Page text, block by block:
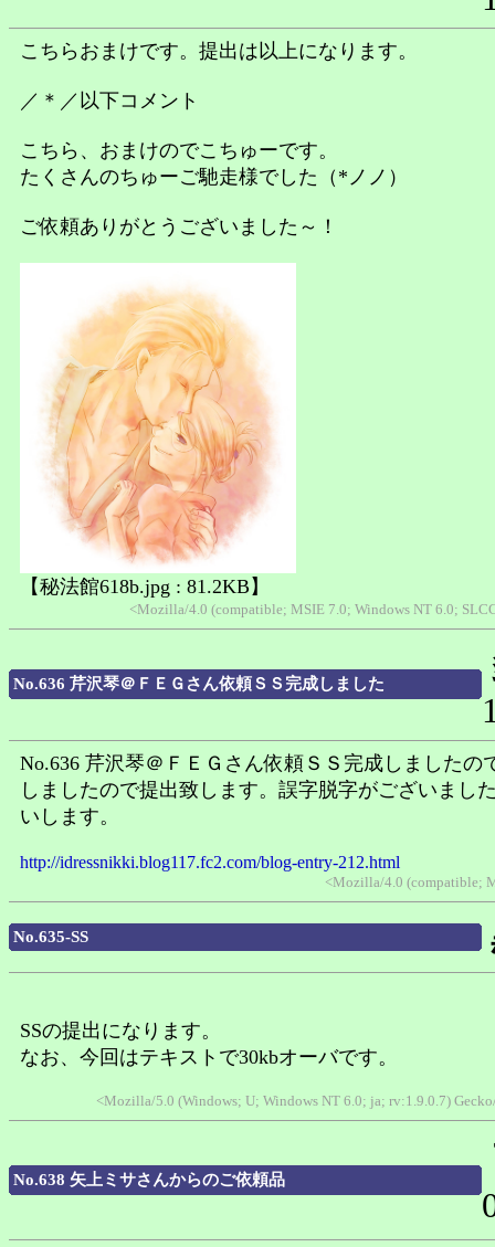
こちらおまけです。提出は以上になります。
／＊／以下コメント
こちら、おまけのでこちゅーです。
たくさんのちゅーご馳走様でした（*ノノ）
ご依頼ありがとうございました～！
【秘法館618b.jpg : 81.2KB】
<Mozilla/4.0 (compatible; MSIE 7.0; Windows NT 6.0;
No.636 芹沢琴＠ＦＥＧさん依頼ＳＳ完成しました
No.636 芹沢琴＠ＦＥＧさん依頼ＳＳ完成しましたの
しましたので提出致します。誤字脱字がございまし
いします。
http://idressnikki.blog117.fc2.com/blog-entry-212.html
<Mozilla/4.0 (compatible;
No.635-SS
SSの提出になります。
なお、今回はテキストで30kbオーバです。
<Mozilla/5.0 (Windows; U; Windows NT 6.0; ja; rv:1.9.0.7)
No.638 矢上ミサさんからのご依頼品